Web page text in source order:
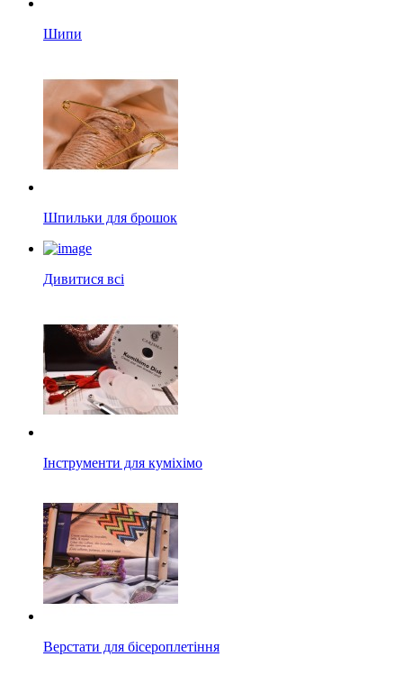
Шипи
Шпильки для брошок
Дивитися всі
Інструменти для куміхімо
Верстати для бісероплетіння